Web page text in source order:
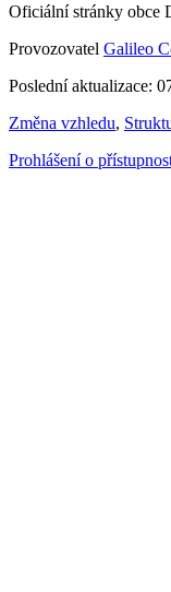
Oficiální stránky obce
Provozovatel Galileo
Poslední aktualizace:
Změna vzhledu,
Prohlášení o